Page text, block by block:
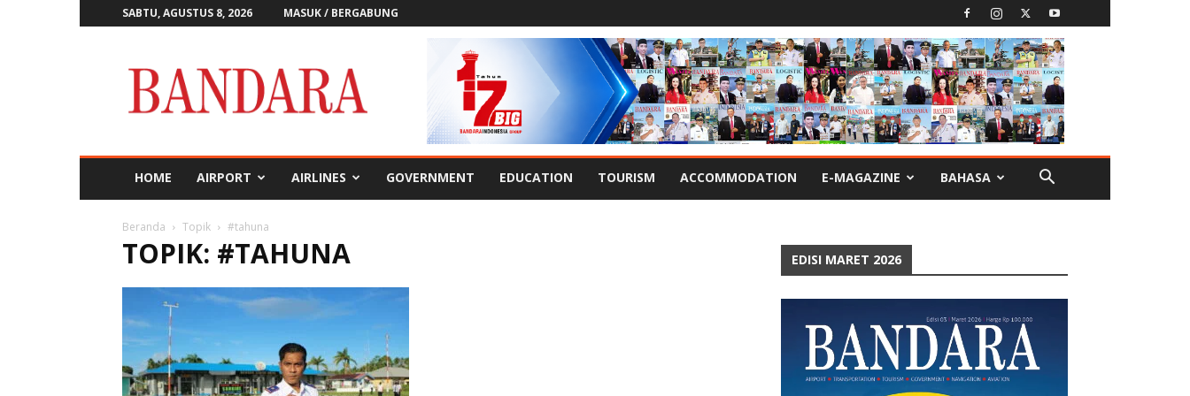
SABTU, AGUSTUS 8, 2026 MASUK / BERGABUNG
Bandara
HOME AIRPORT AIRLINES GOVERNMENT EDUCATION TOURISM ACCOMMODATION E-MAGAZINE BAHASA
Beranda Topik #tahuna
TOPIK: #TAHUNA EDISI MARET 2026